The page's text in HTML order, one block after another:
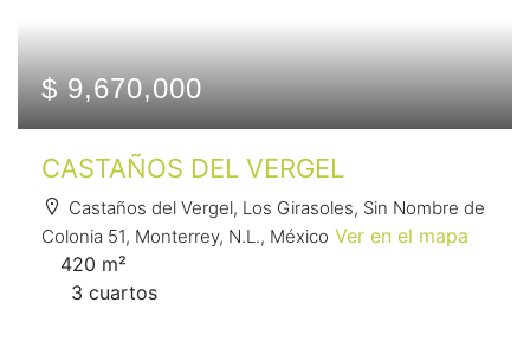
$ 9,670,000
CASTAÑOS DEL VERGEL
Castaños del Vergel, Los Girasoles, Sin Nombre de
Colonia 51, Monterrey, N.L., México Ver en el mapa
420 m²
3 сuartos